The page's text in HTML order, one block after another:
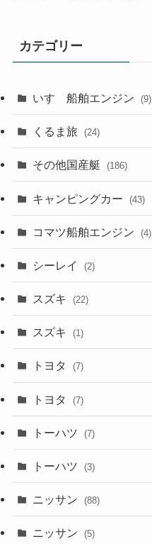
カテゴリー
いすゞ船舶エンジン (9)
くるま旅 (24)
その他国産艇 (186)
キャンピングカー (43)
コマツ船舶エンジン (4)
シーレイ (2)
スズキ (22)
スズキ (1)
トヨタ (7)
トヨタ (7)
トーハツ (7)
トーハツ (3)
ニッサン (88)
ニッサン (5)